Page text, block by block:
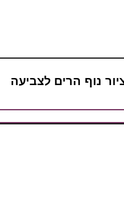
נוף הרים לצביעה